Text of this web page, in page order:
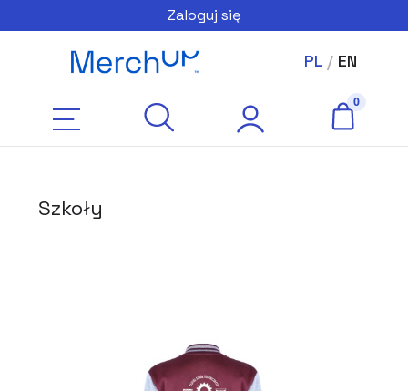
Zaloguj się
PL/ EN
Szkoły